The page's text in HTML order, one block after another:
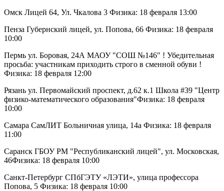
Омск Лицей 64, Ул. Чкалова 3 Физика: 18 февраля 13:00
Пенза Губернский лицей, ул. Попова, 66 Физика: 18 февраля
10:00
Пермь ул. Боровая, 24А МАОУ "СОШ №146" ! Убедительная
просьба: участникам приходить строго в сменной обуви !
Физика: 18 февраля 12:00
Рязань ул. Первомайский проспект, д.62 к.1 Школа #39 "Центр
физико-математического образования"Физика: 18 февраля
10:00
Самара СамЛИТ Больничная улица, 14а Физика: 18 февраля
11:00
Саранск ГБОУ РМ "Республиканский лицей", ул. Московская,
46Физика: 18 февраля 10:00
Санкт-Петербург СПбГЭТУ «ЛЭТИ», улица профессора
Попова, 5 Физика: 18 февраля 10:00